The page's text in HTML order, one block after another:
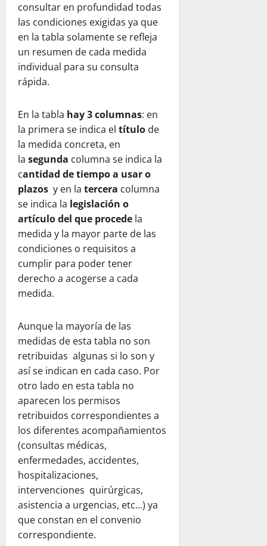
consultar en profundidad todas
las condiciones exigidas ya que
en la tabla solamente se refleja
un resumen de cada medida
individual para su consulta
rápida.
En la tabla hay 3 columnas: en
la primera se indica el título de
la medida concreta, en
la segunda columna se indica la
cantidad de tiempo a usar o
plazos y en la tercera columna
se indica la legislación o
artículo del que procede la
medida y la mayor parte de las
condiciones o requisitos a
cumplir para poder tener
derecho a acogerse a cada
medida.
Aunque la mayoría de las
medidas de esta tabla no son
retribuidas algunas si lo son y
así se indican en cada caso. Por
otro lado en esta tabla no
aparecen los permisos
retribuidos correspondientes a
los diferentes acompañamientos
(consultas médicas,
enfermedades, accidentes,
hospitalizaciones,
intervenciones quirúrgicas,
asistencia a urgencias, etc…) ya
que constan en el convenio
correspondiente.